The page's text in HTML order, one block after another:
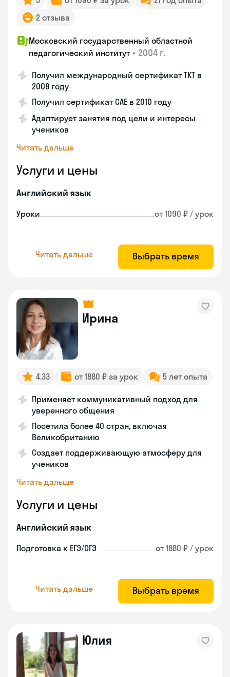
2 отзыва
Московский государственный областной
педагогический институт • 2004 г.
Получил международный сертификат ТКТ в
2008 году
Получил сертификат САЕ в 2010 году
Адаптирует занятия под цели и интересы
учеников
Читать дальше
Услуги и цены
Английский язык
Уроки от 1090 ₽ / урок
Читать дальше Выбрать время
Ирина
4.33 от 1880 ₽ за урок 5 лет опыта
Применяет коммуникативный подход для
уверенного общения
Посетила более 40 стран, включая
Великобританию
Создает поддерживающую атмосферу для
учеников
Читать дальше
Услуги и цены
Английский язык
Подготовка к ЕГЭ/ОГЭ от 1880 ₽ / урок
Читать дальше Выбрать время
Юлия